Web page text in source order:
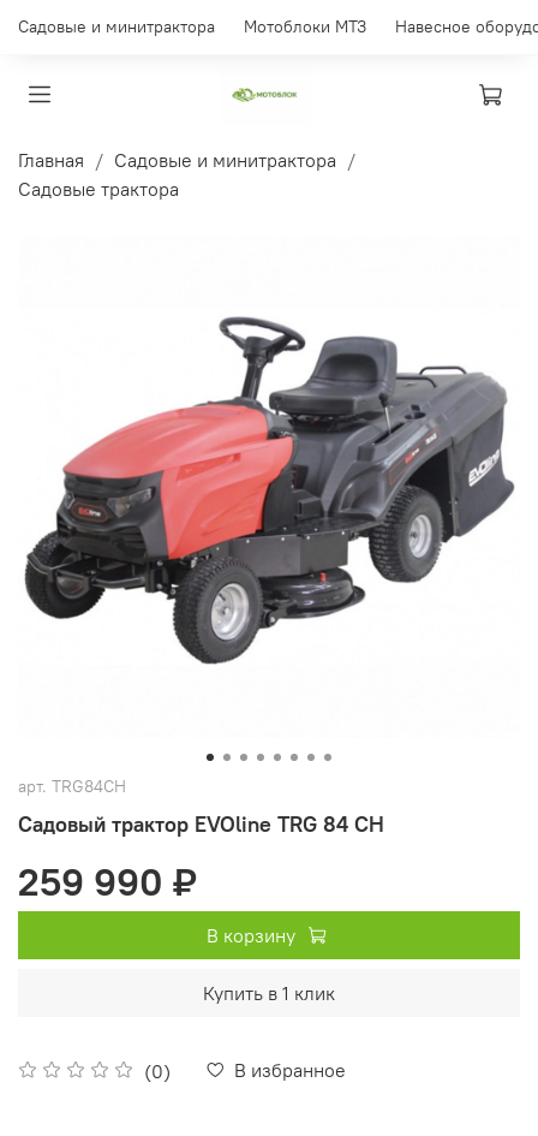
Садовые и минитрактора Мотоблоки МТЗ Навесное
Главная
Садовые и минитрактора
Садовые трактора
арт. TRG84CH
Садовый трактор EVOline TRG 84 CH
(0) В избранное
259 990 ₽
В корзину
Купить в 1 клик